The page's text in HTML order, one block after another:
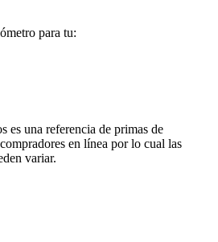
para tu:
es una referencia de primas de
en línea por lo cual las
variar.